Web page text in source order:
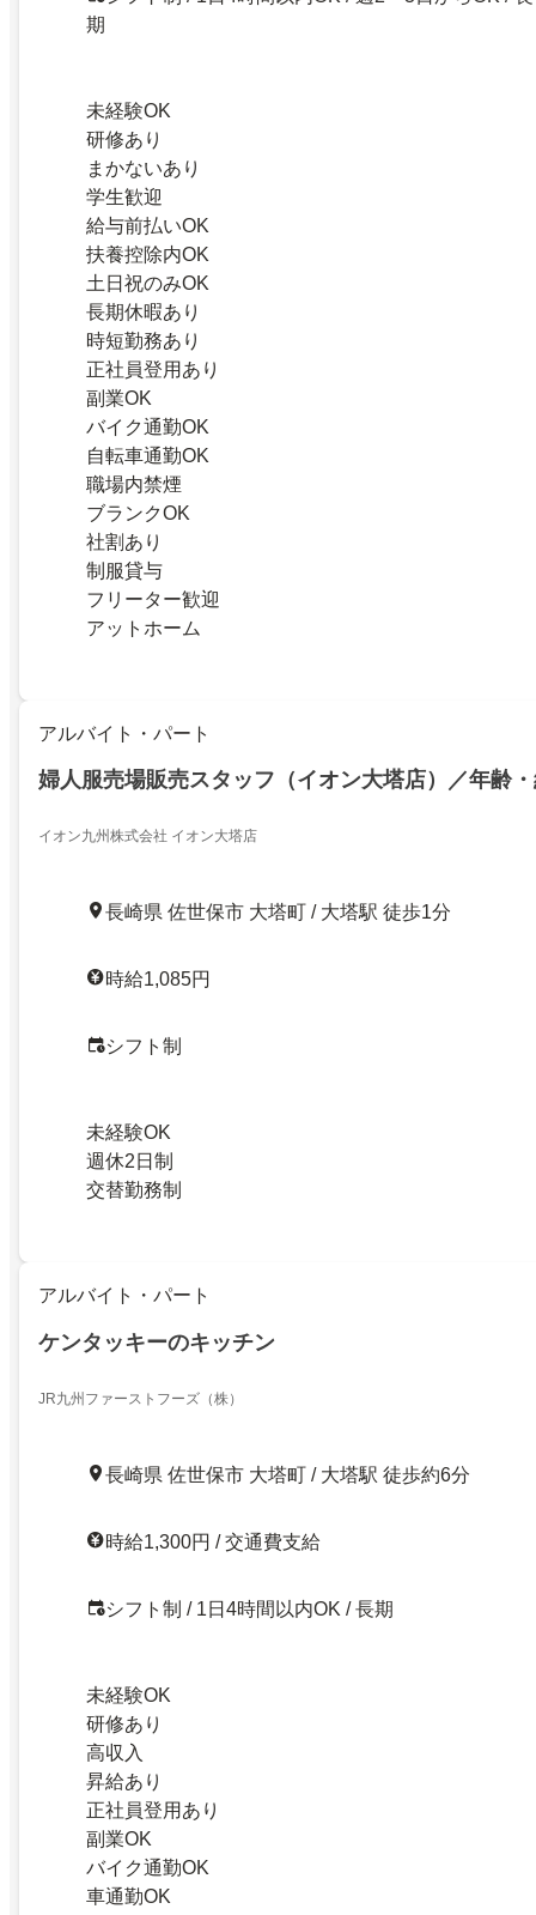
期
未経験OK
研修あり
まかないあり
学生歓迎
給与前払いOK
扶養控除内OK
土日祝のみOK
長期休暇あり
時短勤務あり
正社員登用あり
副業OK
バイク通勤OK
自転車通勤OK
職場内禁煙
ブランクOK
社割あり
制服貸与
フリーター歓迎
アットホーム
アルバイト・パート
婦人服売場販売スタッフ（イオン大塔店）／年齢
イオン九州株式会社 イオン大塔店
長崎県 佐世保市 大塔町 / 大塔駅 徒歩1分
時給1,085円
シフト制
未経験OK
週休2日制
交替勤務制
アルバイト・パート
ケンタッキーのキッチン
JR九州ファーストフーズ（株）
長崎県 佐世保市 大塔町 / 大塔駅 徒歩約6分
時給1,300円 / 交通費支給
シフト制 / 1日4時間以内OK / 長期
未経験OK
研修あり
高収入
昇給あり
正社員登用あり
副業OK
バイク通勤OK
車通勤OK